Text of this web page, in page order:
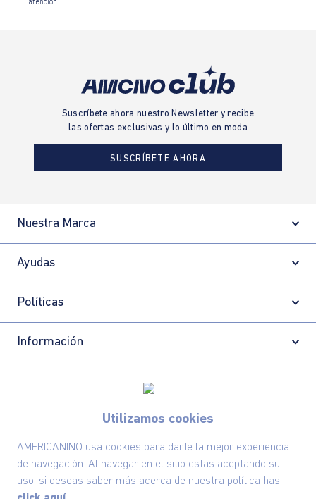
Utilizamos cookies
AMERICANINO usa cookies para darte la mejor experiencia
de navegación. Al navegar en el sitio estas aceptando su
uso, si deseas saber más acerca de nuestra política has
atención.
Suscríbete ahora nuestro Newsletter y recibe
las ofertas exclusivas y lo último en moda
SUSCRÍBETE AHORA
Nuestra Marca
Ayudas
Políticas
Información